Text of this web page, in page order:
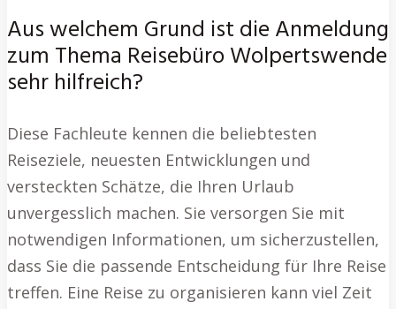
Aus welchem Grund ist die Anmeldung
zum Thema Reisebüro Wolpertswende
sehr hilfreich?
Diese Fachleute kennen die beliebtesten
Reiseziele, neuesten Entwicklungen und
versteckten Schätze, die Ihren Urlaub
unvergesslich machen. Sie versorgen Sie mit
notwendigen Informationen, um sicherzustellen,
dass Sie die passende Entscheidung für Ihre Reise
treffen. Eine Reise zu organisieren kann viel Zeit